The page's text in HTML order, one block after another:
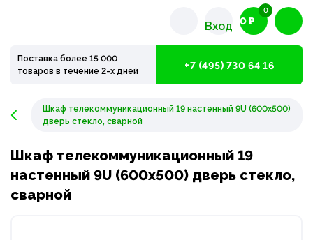
Вход 0 ₽
0
Поставка более 15 000
товаров в течение 2-х дней
+7 (495) 730 64 16
Шкаф телекоммуникационный 19 настенный 9U (600x500)
дверь стекло, сварной
Шкаф телекоммуникационный 19
настенный 9U (600x500) дверь стекло,
сварной